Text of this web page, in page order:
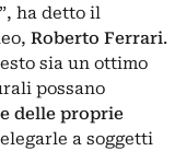
”, ha detto il
Roberto Ferrari.
sia un ottimo
possano
delle proprie
a soggetti